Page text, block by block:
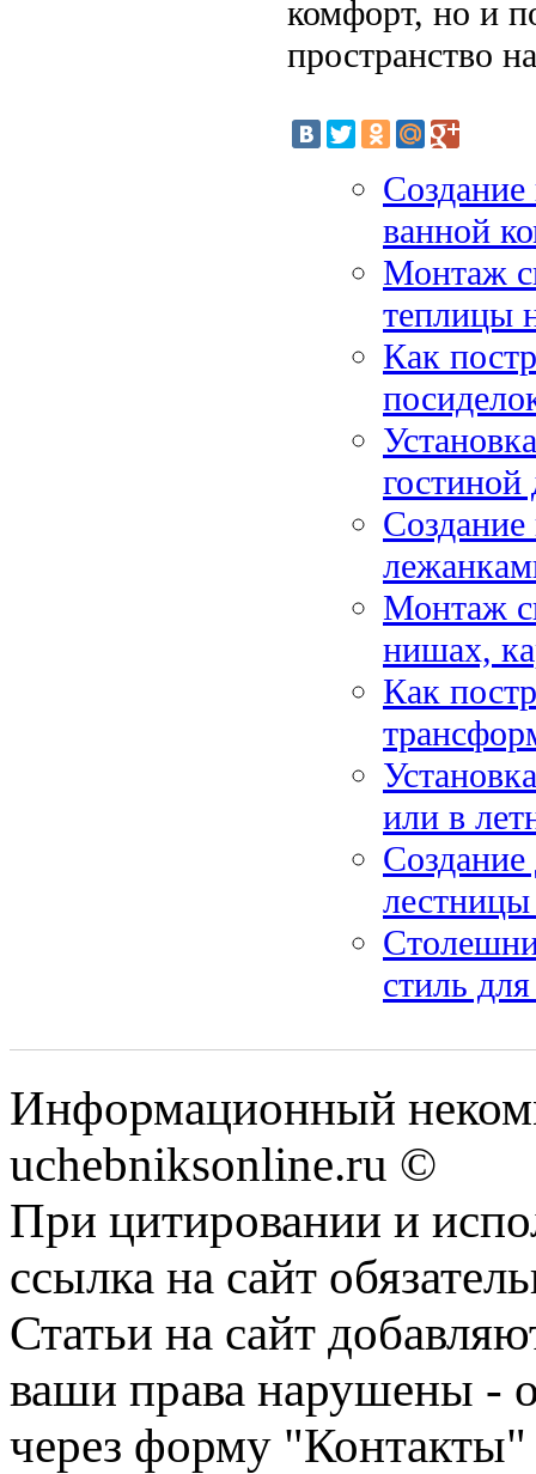
комфорт, но и
пространство
Создание
ванной
Монтаж
теплицы
Как
гостиной
Создание
Монтаж
нишах,
Как
или в
Создание
стиль
Информационный
uchebniksonline.ru ©
При цитировании и
ссылка на сайт
Статьи на сайт
ваши права нарушены -
через форму "Контакты"